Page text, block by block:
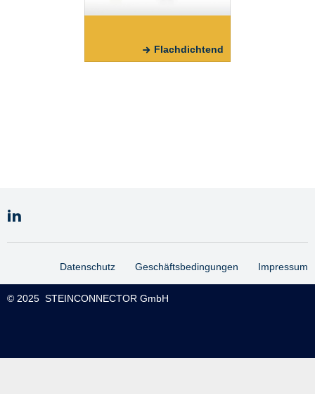
Flachdichtend
Datenschutz Geschäftsbedingungen Impressum
© 2025 STEINCONNECTOR GmbH